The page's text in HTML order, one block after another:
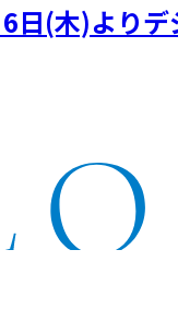
(木)よりデ